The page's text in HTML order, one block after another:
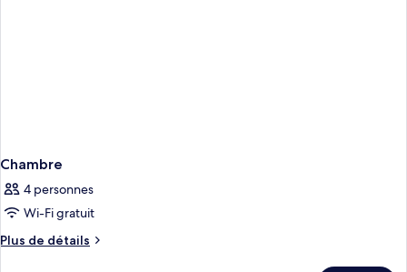
Chambre
4 personnes
Wi-Fi gratuit
Plus de détails
Plus